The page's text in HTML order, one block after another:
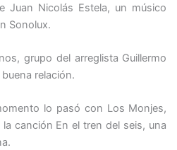
Juan Nicolás Estela, un músico
Sonolux.
grupo del arreglista Guillermo
relación.
lo pasó con Los Monjes,
canción En el tren del seis, una